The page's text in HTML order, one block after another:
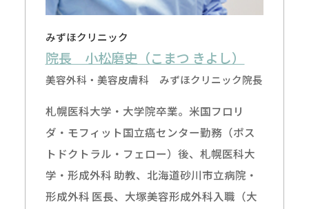
みずほクリニック
院長 小松磨史（こまつ きよし）
美容外科・美容皮膚科 みずほクリニック院長
札幌医科大学・大学院卒業。米国フロリ
ダ・モフィット国立癌センター勤務（ポス
トドクトラル・フェロー）後、札幌医科大
学・形成外科 助教、北海道砂川市立病院・
形成外科 医長、大塚美容形成外科入職（大